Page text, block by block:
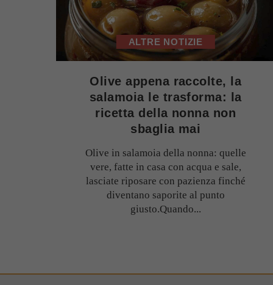
ALTRE NOTIZIE
Olive appena raccolte, la
salamoia le trasforma: la
ricetta della nonna non
sbaglia mai
Olive in salamoia della nonna: quelle
vere, fatte in casa con acqua e sale,
lasciate riposare con pazienza finché
diventano saporite al punto
giusto.Quando...